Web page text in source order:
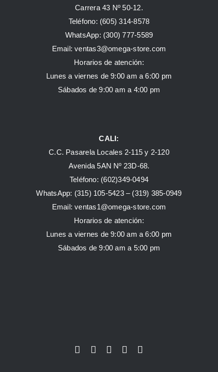
Carrera 43 Nº 50-12.
Teléfono: (605) 314-8578
WhatsApp: (300) 777-5589
Email: ventas3@omega-store.com
Horarios de atención:
Lunes a viernes de 9:00 am a 6:00 pm
Sábados de 9:00 am a 4:00 pm
CALI:
C.C. Pasarela Locales 2-115 y 2-120
Avenida 5AN Nº 23D-68.
Teléfono: (602)349-0494
WhatsApp: (315) 105-5423 – (319) 385-0949
Email:ventas1@omega-store.com
Horarios de atención:
Lunes a viernes de 9:00 am a 6:00 pm
Sábados de 9:00 am a 5:00 pm